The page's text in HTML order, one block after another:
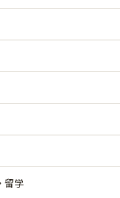
留学